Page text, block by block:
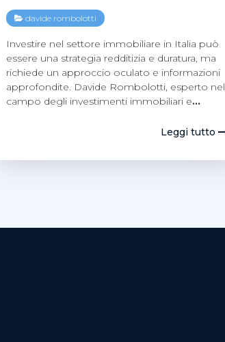
davide rombolotti
Investire nel settore immobiliare in Italia può
essere una strategia redditizia e duratura, ma
richiede un approccio oculato e informazioni
approfondite. Davide Rombolotti, esperto nel
campo degli investimenti immobiliari e…
Leggi tutto